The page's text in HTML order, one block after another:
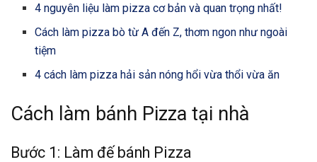
4 nguyên liệu làm pizza cơ bản và quan trọng nhất!
Cách làm pizza bò từ A đến Z, thơm ngon như ngoài
tiệm
4 cách làm pizza hải sản nóng hổi vừa thổi vừa ăn
Cách làm bánh Pizza tại nhà
Bước 1: Làm đế bánh Pizza